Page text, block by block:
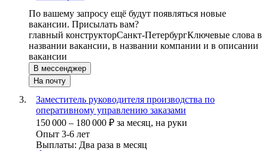
По вашему запросу ещё будут появляться новые
вакансии. Присылать вам?
главный конструкторСанкт-ПетербургКлючевые слова в
названии вакансии, в названии компании и в описании
вакансии
В мессенджер
На почту
Заместитель руководителя производства по
оперативному управлению заказами
150 000 – 180 000 ₽ за месяц, на руки
Опыт 3-6 лет
Выплаты: Два раза в месяц